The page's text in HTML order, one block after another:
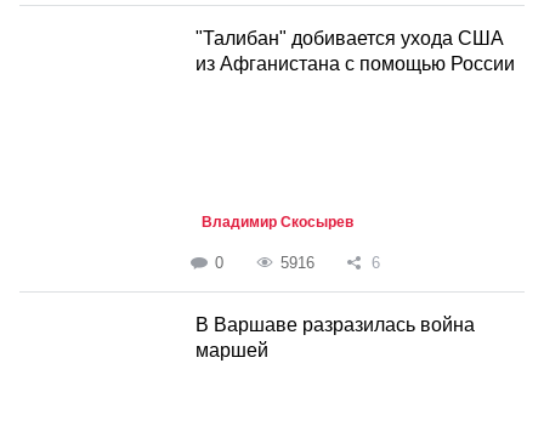
"Талибан" добивается ухода США
из Афганистана с помощью России
Владимир Скосырев
0 5916 6
В Варшаве разразилась война
маршей